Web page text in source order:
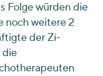
Folge würden die
noch weitere 2
der Zi-
die